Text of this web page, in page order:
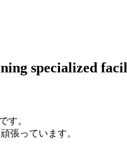
specialized
す。
張っています。